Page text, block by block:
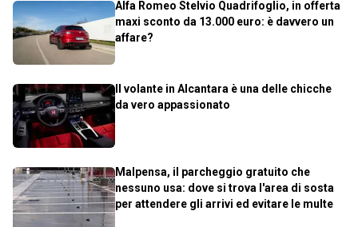
Alfa Romeo Stelvio Quadrifoglio, in offerta
maxi sconto da 13.000 euro: è davvero un
affare?
Il volante in Alcantara è una delle chicche
da vero appassionato
Malpensa, il parcheggio gratuito che
nessuno usa: dove si trova l'area di sosta
per attendere gli arrivi ed evitare le multe